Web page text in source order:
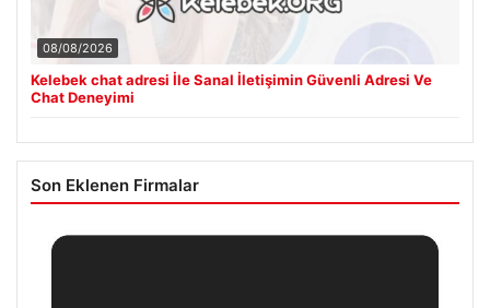
08/08/2026
Kelebek chat adresi İle Sanal İletişimin Güvenli Adresi Ve
Chat Deneyimi
Son Eklenen Firmalar